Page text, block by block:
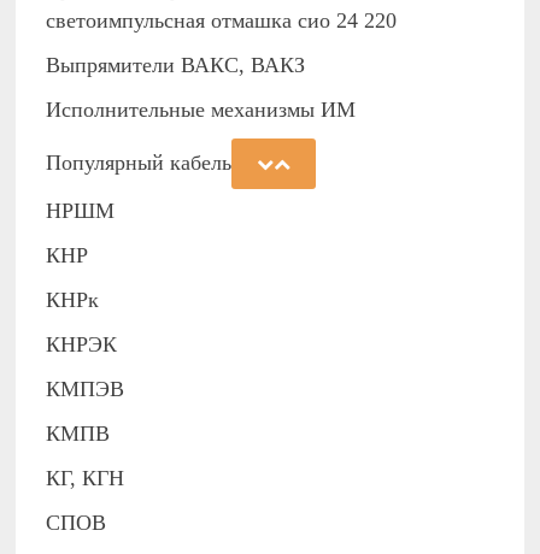
светоимпульсная отмашка сио 24 220
Выпрямители ВАКС, ВАКЗ
Исполнительные механизмы ИМ
Популярный кабель
НРШМ
КНР
КНРк
КНРЭК
КМПЭВ
КМПВ
КГ, КГН
СПОВ